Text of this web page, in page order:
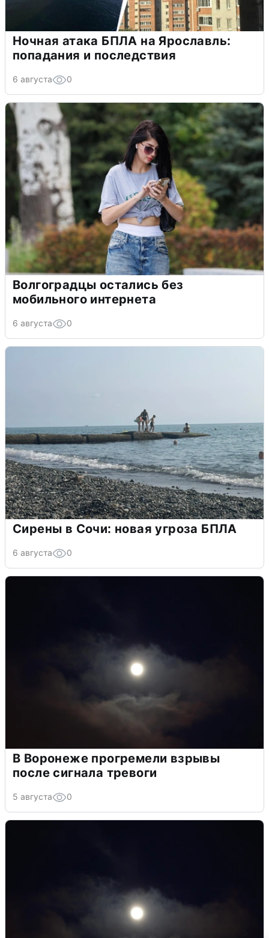
Ночная атака БПЛА на Ярославль:
попадания и последствия
6 августа 0
Волгоградцы остались без
мобильного интернета
6 августа 0
Сирены в Сочи: новая угроза БПЛА
6 августа 0
В Воронеже прогремели взрывы
после сигнала тревоги
5 августа 0